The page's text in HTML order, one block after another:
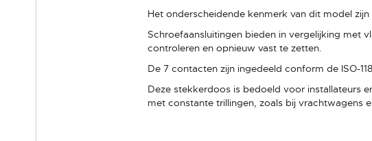
Het onderscheidende kenmerk van dit model
Schroefaansluitingen bieden in vergelijking met
controleren en opnieuw vast te zetten.
De 7 contacten zijn ingedeeld conform de ISO-
Deze stekkerdoos is bedoeld voor installateurs
met constante trillingen, zoals bij vrachtwagens